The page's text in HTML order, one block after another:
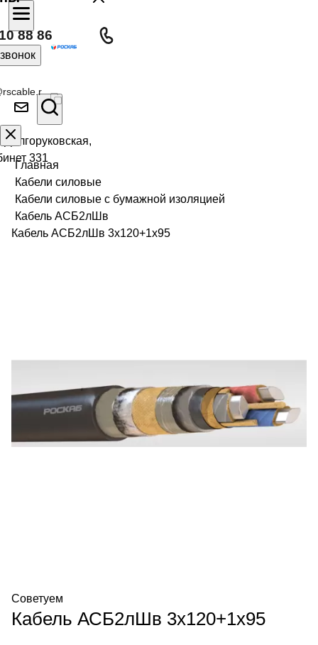
88 86
331
Главная
Кабели силовые
Кабели силовые с бумажной изоляцией
Кабель АСБ2лШв
Кабель АСБ2лШв 3х120+1х95
Советуем
Кабель АСБ2лШв 3х120+1х95